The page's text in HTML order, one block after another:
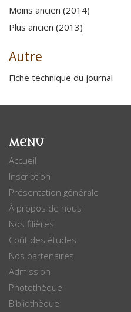
Moins ancien (2014)
Plus ancien (2013)
Autre
Fiche technique du journal
MENU
Accueil
Inscription
Présentation générale
À propos de nous
Nos filières
Coût des études
Nos partenaires
Admission
Photothèque
Bibliothèque